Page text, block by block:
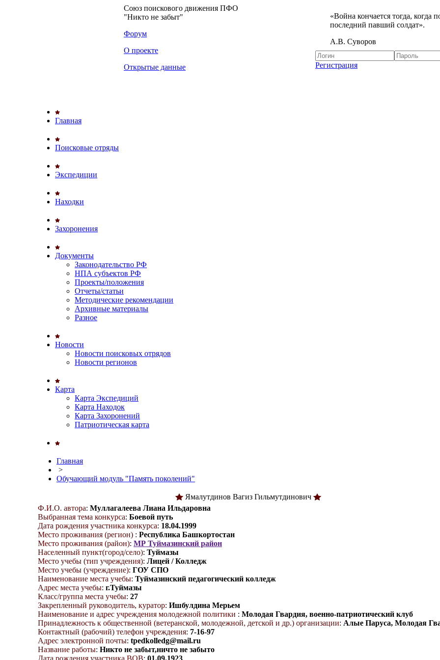
Союз поискового движения ПФО
"Никто не забыт"
Форум
О проекте
Открытые данные
«Война кончается тогда, когда
последний павший солдат».
А.В. Суворов
Регистрация
Главная
Поисковые отряды
Экспедиции
Находки
Захоронения
Документы
Законодательство РФ
НПА субъектов РФ
Проекты/положения
Отчеты/статьи
Методические рекомендации
Архивные материалы
Разное
Новости
Новости поисковых отрядов
Новости регионов
Карта
Карта Экспедиций
Карта Находок
Карта Захоронений
Патриотическая карта
Главная
>
Обучающий модуль "Память поколений"
Ямалутдинов Вагиз Гильмутдинович
Ф.И.О. автора: Муллагалеева Лиана Ильдаровна
Выбранная тема конкурса: Боевой путь
Дата рождения участника конкурса: 18.04.1999
Место проживания (регион) : Республика Башкортостан
Место проживания (район): МР Туймазинский район
Населенный пункт(город/село): Туймазы
Место учебы (тип учреждения): Лицей / Колледж
Место учебы (учреждение): ГОУ СПО
Наименование места учебы: Туймазинский педагогический колледж
Адрес места учебы: г.Туймазы
Класс/группа места учебы: 27
Закрепленный руководитель, куратор: Ишбулдина Мерьем
Наименование и адрес учреждения молодежной политики : Молодая Гвардия, военно-патриотический клуб
Принадлежность к общественной (ветеранской, молодежной, детской и др.) организации: Алые Паруса, Молодая
Контактный (рабочий) телефон учреждения: 7-16-97
Адрес электронной почты: tpedkolledg@mail.ru
Название работы: Никто не забыт,ничто не забыто
Дата рождения участника ВОВ: 01.09.1923